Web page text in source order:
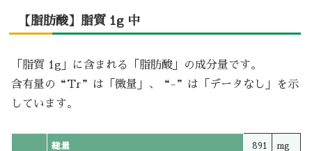
【脂肪酸】脂質 1g 中
「脂質 1g」に含まれる「脂肪酸」の成分量です。
含有量の“Tr”は「微量」、“-”は「データなし」を示
しています。
総量 891 mg